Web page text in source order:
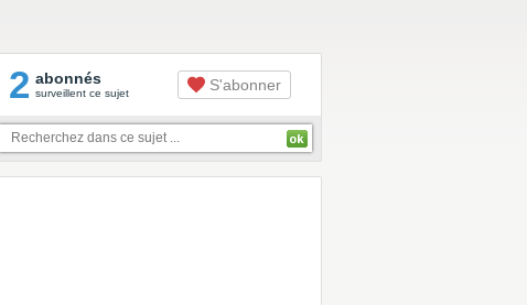
2 abonnés
surveillent ce sujet S'abonner